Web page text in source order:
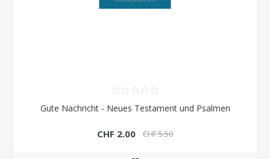
Gute Nachricht - Neues Testament und Psalmen
CHF 2.00 CHF 5.50